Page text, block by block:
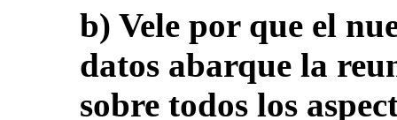
b) Vele por que el
datos abarque la
sobre todos los